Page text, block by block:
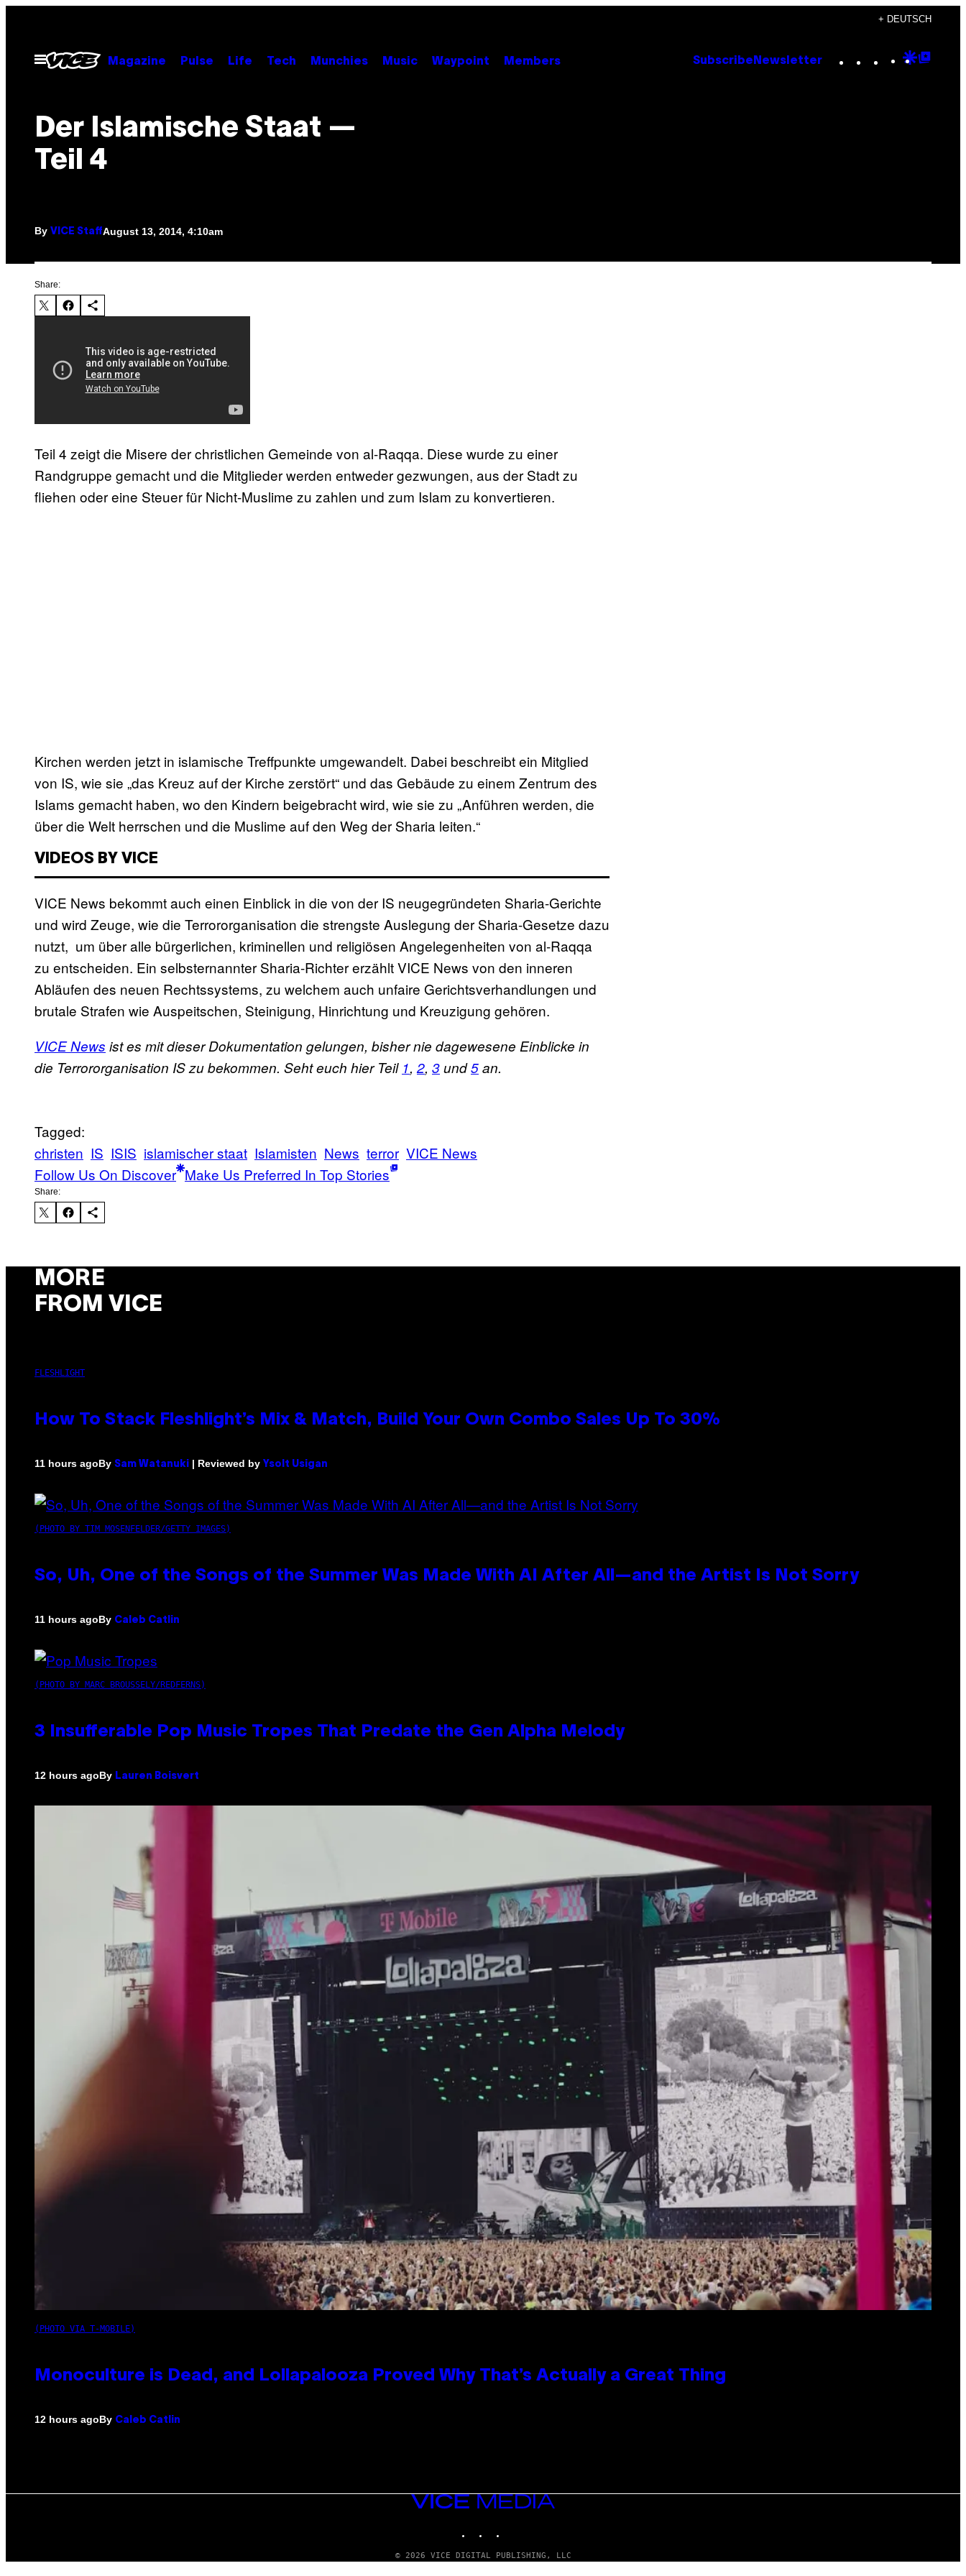
content
+ DEUTSCH
Open
Menu
Magazine Pulse Life Tech Munchies Music Waypoint Members Subscribe Newsletter Instagram
TikTok
YouTube
Google
Der Islamische Staat —
Teil 4
By VICE StaffAugust 13, 2014, 4:10am
Share:
Teil 4 zeigt die Misere der christlichen Gemeinde von al-Raqqa. Diese wurde zu einer
Randgruppe gemacht und die Mitglieder werden entweder gezwungen, aus der Stadt zu
fliehen oder eine Steuer für Nicht-Muslime zu zahlen und zum Islam zu konvertieren.
Kirchen werden jetzt in islamische Treffpunkte umgewandelt. Dabei beschreibt ein Mitglied
von IS, wie sie „das Kreuz auf der Kirche zerstört“ und das Gebäude zu einem Zentrum des
Islams gemacht haben, wo den Kindern beigebracht wird, wie sie zu „Anführen werden, die
über die Welt herrschen und die Muslime auf den Weg der Sharia leiten.“
VIDEOS BY VICE
VICE News bekommt auch einen Einblick in die von der IS neugegründeten Sharia-Gerichte
und wird Zeuge, wie die Terrororganisation die strengste Auslegung der Sharia-Gesetze dazu
nutzt, um über alle bürgerlichen, kriminellen und religiösen Angelegenheiten von al-Raqqa
zu entscheiden. Ein selbsternannter Sharia-Richter erzählt VICE News von den inneren
Abläufen des neuen Rechtssystems, zu welchem auch unfaire Gerichtsverhandlungen und
brutale Strafen wie Auspeitschen, Steinigung, Hinrichtung und Kreuzigung gehören.
VICE News ist es mit dieser Dokumentation gelungen, bisher nie dagewesene Einblicke in
die Terrororganisation IS zu bekommen. Seht euch hier Teil 1,2, 3und5an.
Tagged:
christen IS ISIS islamischer staat Islamisten News terror VICE News
Follow Us On Discover Make Us Preferred In Top Stories
Share:
MORE
FROM VICE
FLESHLIGHT
How To Stack Fleshlight’s Mix & Match, Build Your Own Combo Sales Up To 30%
11 hours agoBy Sam Watanuki | Reviewed by Ysolt Usigan
(PHOTO BY TIM MOSENFELDER/GETTY IMAGES)
So, Uh, One of the Songs of the Summer Was Made With AI After All—and the Artist Is Not Sorry
11 hours agoBy Caleb Catlin
(PHOTO BY MARC BROUSSELY/REDFERNS)
3 Insufferable Pop Music Tropes That Predate the Gen Alpha Melody
12 hours agoBy Lauren Boisvert
(PHOTO VIA T-MOBILE)
Monoculture is Dead, and Lollapalooza Proved Why That’s Actually a Great Thing
12 hours agoBy Caleb Catlin
VICE
MEDIA
© 2026 VICE DIGITAL PUBLISHING, LLC